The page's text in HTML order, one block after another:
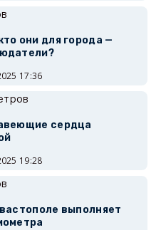
они для города —
17:36
сердца
19:28
выполняет